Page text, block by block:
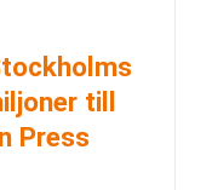
till
Press